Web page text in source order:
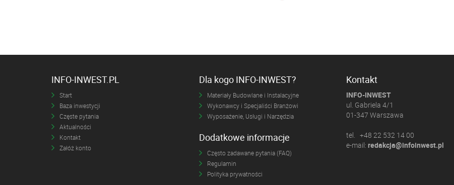
INFO-INWEST.PL
Start
Baza inwestycji
Częste pytania
Aktualności
Kontakt
Załóż konto
Dla kogo INFO-INWEST?
Materiały Budowlane i Instalacyjne
Wykonawcy i Specjaliści Branżowi
Wyposażenie, Usługi i Narzędzia
Dodatkowe informacje
Często zadawane pytania (FAQ)
Regulamin
Polityka prywatności
Kontakt
INFO-INWEST
ul. Gabriela 4/1
01-347 Warszawa
tel. +48 22 532 14 00
e-mail: redakcja@infoinwest.pl